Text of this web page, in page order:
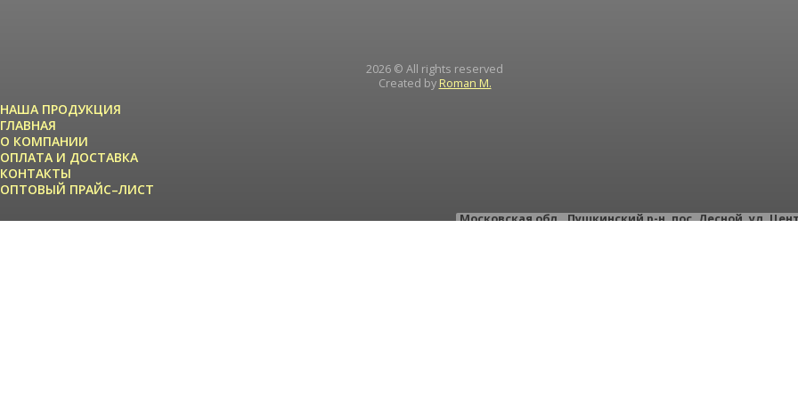
2026 © All rights reserved
Created by Roman M.
НАША ПРОДУКЦИЯ
ГЛАВНАЯ
О КОМПАНИИ
ОПЛАТА И ДОСТАВКА
КОНТАКТЫ
ОПТОВЫЙ ПРАЙС–ЛИСТ
Московская обл.,Пушкинский р-н,пос. Лесной,ул.